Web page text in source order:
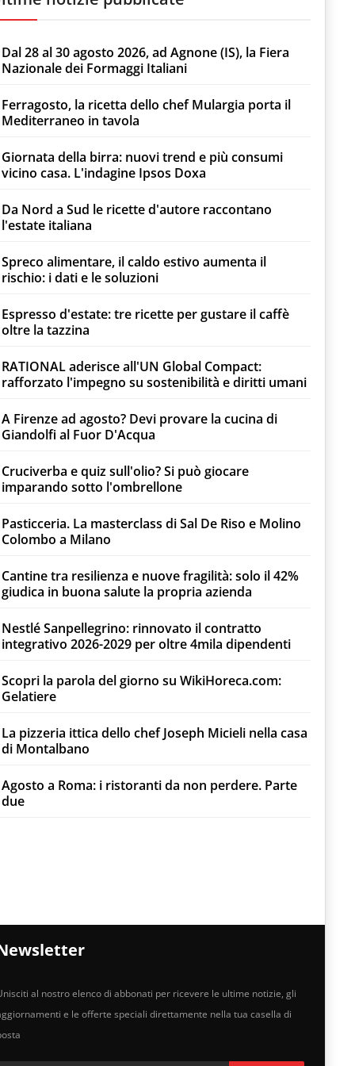
Dal 28 al 30 agosto 2026, ad Agnone (IS), la Fiera
Nazionale dei Formaggi Italiani
Ferragosto, la ricetta dello chef Mulargia porta il
Mediterraneo in tavola
Giornata della birra: nuovi trend e più consumi
vicino casa. L'indagine Ipsos Doxa
Da Nord a Sud le ricette d'autore raccontano
l'estate italiana
Spreco alimentare, il caldo estivo aumenta il
rischio: i dati e le soluzioni
Espresso d'estate: tre ricette per gustare il caffè
oltre la tazzina
RATIONAL aderisce all'UN Global Compact:
rafforzato l'impegno su sostenibilità e diritti umani
A Firenze ad agosto? Devi provare la cucina di
Giandolfi al Fuor D'Acqua
Cruciverba e quiz sull'olio? Si può giocare
imparando sotto l'ombrellone
Pasticceria. La masterclass di Sal De Riso e Molino
Colombo a Milano
Cantine tra resilienza e nuove fragilità: solo il 42%
giudica in buona salute la propria azienda
Nestlé Sanpellegrino: rinnovato il contratto
integrativo 2026-2029 per oltre 4mila dipendenti
Scopri la parola del giorno su WikiHoreca.com:
Gelatiere
La pizzeria ittica dello chef Joseph Micieli nella casa
di Montalbano
Agosto a Roma: i ristoranti da non perdere. Parte
due
al nostro elenco di abbonati per ricevere le ultime notizie, gli
e le offerte speciali direttamente nella tua casella di